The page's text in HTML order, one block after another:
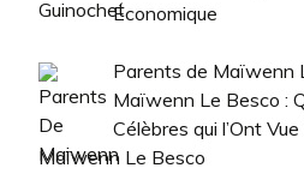
Économique
Parents de Maïwenn
Maïwenn Le Besco :
Célèbres qui l’Ont
Maïwenn Le Besco